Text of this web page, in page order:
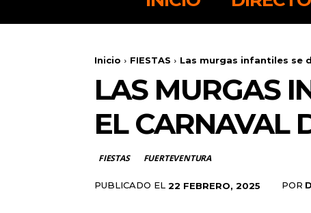
Inicio FIESTAS Las murgas infantiles se
LAS MURGAS
EL CARNAVAL
FIESTAS FUERTEVENTURA
PUBLICADO EL 22 FEBRERO, 2025 POR